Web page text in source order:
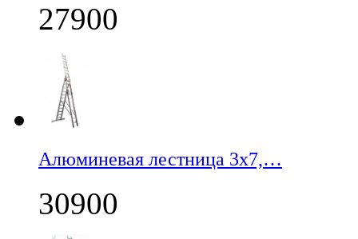
27900
Алюминевая лестница 3х7,…
30900